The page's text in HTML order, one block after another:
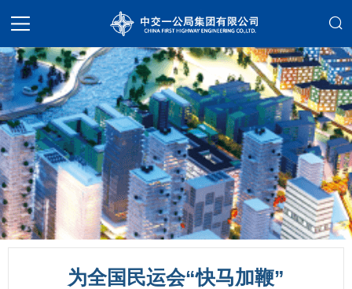
为全国民运会“快马加鞭”